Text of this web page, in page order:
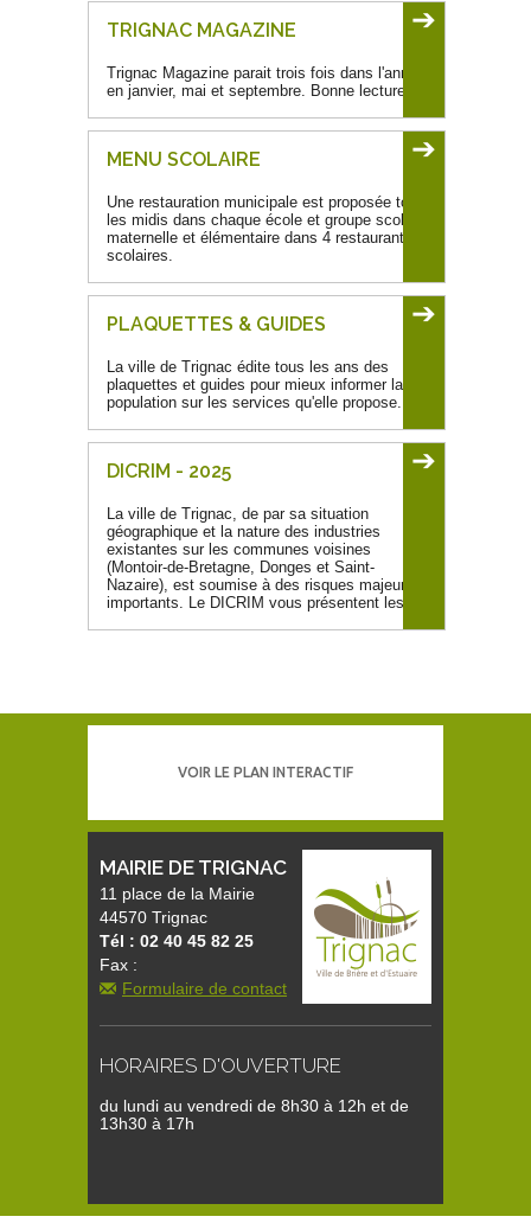
TRIGNAC MAGAZINE
Trignac Magazine parait trois fois dans l'année,
en janvier, mai et septembre. Bonne lecture !
➔
MENU SCOLAIRE
Une restauration municipale est proposée tous
les midis dans chaque école et groupe scolaire
maternelle et élémentaire dans 4 restaurants
scolaires.
➔
PLAQUETTES & GUIDES
La ville de Trignac édite tous les ans des
plaquettes et guides pour mieux informer la
population sur les services qu'elle propose.
➔
DICRIM - 2025
La ville de Trignac, de par sa situation
géographique et la nature des industries
existantes sur les communes voisines
(Montoir-de-Bretagne, Donges et Saint-
Nazaire), est soumise à des risques majeurs
importants. Le DICRIM vous présentent les...
➔
VOIR LE PLAN INTERACTIF
MAIRIE DE TRIGNAC
11 place de la Mairie
44570 Trignac
Tél : 02 40 45 82 25
Fax :
Formulaire de contact
HORAIRES D'OUVERTURE
du lundi au vendredi de 8h30 à 12h et de
13h30 à 17h